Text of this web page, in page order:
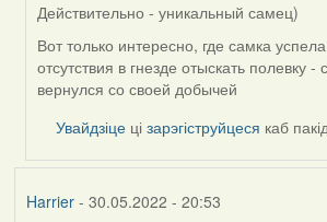
In
reply
to
by
Действительно - уникальный самец)
Вот только интересно, где самка
отсутствия в гнезде отыскать полевку -
вернулся со своей добычей
Увайдзіце цізарэгіструйцеся каб
Harrier- 30.05.2022 - 20:53